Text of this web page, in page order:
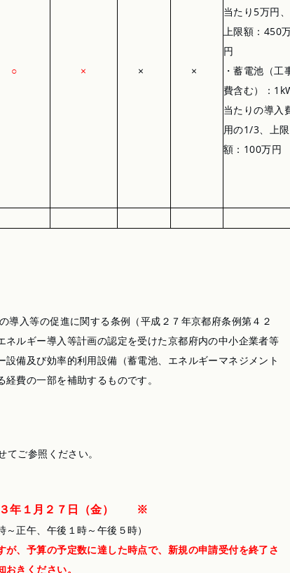
× × ×
当たり5万円、
上限額：450
円
・蓄電池（工
費含む）：
当たりの導入
用の1/3、上限
額：100万円
入等の促進に関する条例（平成２７年京都府条例第４２
ルギー導入等計画の認定を受けた京都府内の中小企業者等
備及び効率的利用設備（蓄電池、エネルギーマネジメント
費の一部を補助するものです。
てご参照ください。
３年１月２７日（金） ※
正午、午後１時～午後５時）
、予算の予定数に達した時点で、新規の申請受付を終了さ
きください。